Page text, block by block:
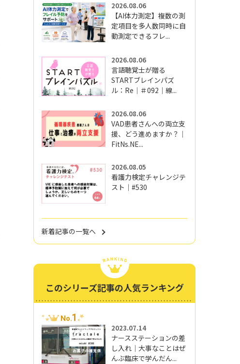
2026.08.06
【AI体力測定】複数の測
定項目を多人数同時に自
動測定できるフレ...
2026.08.06
言語聴覚士が贈る
STARTブレインパズ
ル：Re｜＃092｜線...
2026.08.06
VAD患者さんへの両立支
援、どう進めますか？｜
FitNs.NE...
2026.08.05
看護力検定チャレンジテ
スト｜#530
新着記事の一覧へ
このシリーズ記事の人気ランキング
No.1
2023.07.14
ナースステーションの差
し入れ｜大事なことはぜ
んぶ臨床で学んだん...